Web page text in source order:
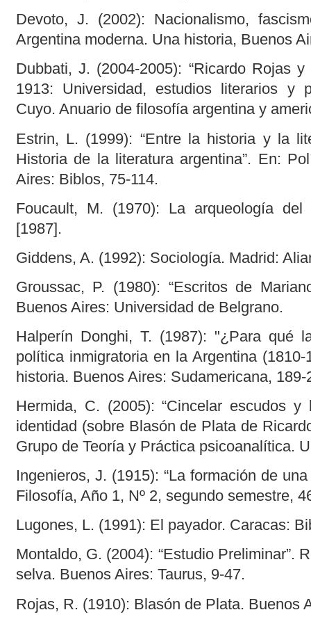
Devoto, J. (2002): Nacionalismo,
Argentina moderna. Una historia, Buenos
Dubbati, J. (2004-2005): “Ricardo Rojas y
1913: Universidad, estudios literarios y
Cuyo. Anuario de filosofía argentina y
Estrin, L. (1999): “Entre la historia y la
Historia de la literatura argentina”. En:
Aires: Biblos, 75-114.
Foucault, M. (1970): La arqueología
[1987].
Giddens, A. (1992): Sociología. Madrid:
Groussac, P. (1980): “Escritos de
Buenos Aires: Universidad de Belgrano.
Halperín Donghi, T. (1987): "¿Para qué
política inmigratoria en la Argentina
historia. Buenos Aires: Sudamericana, 189-
Hermida, C. (2005): “Cincelar escudos
identidad (sobre Blasón de Plata de
Grupo de Teoría y Práctica psicoanalítica.
Ingenieros, J. (1915): “La formación de
Filosofía, Año 1, Nº 2, segundo semestre,
Lugones, L. (1991): El payador. Caracas:
Montaldo, G. (2004): “Estudio Preliminar”.
selva. Buenos Aires: Taurus, 9-47.
Rojas, R. (1910): Blasón de Plata. Buenos